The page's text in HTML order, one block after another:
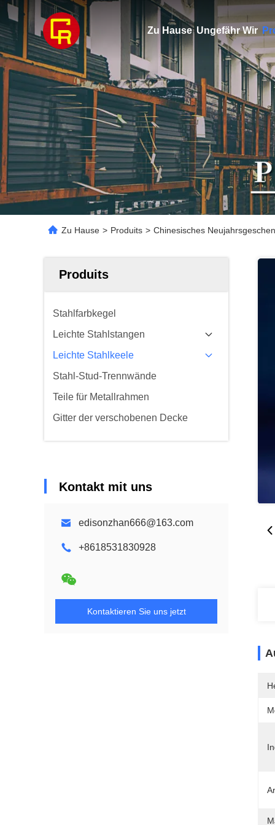
Zu Hause Ungefähr Wir
Zu Hause > Produits > Chinesisches
Produits
Stahlfarbkegel
Leichte Stahlstangen
Leichte Stahlkeele
Stahl-Stud-Trennwände
Teile für Metallrahmen
Gitter der verschobenen Decke
Kontakt mit uns
edisonzhan666@163.com
+8618531830928
Kontaktieren Sie uns jetzt